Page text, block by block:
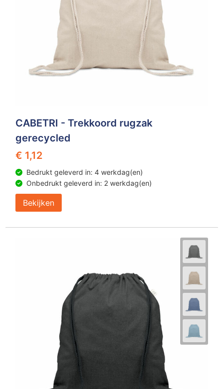
CABETRI - Trekkoord rugzak
gerecycled
€ 1,12
Bedrukt geleverd in: 4 werkdag(en)
Onbedrukt geleverd in: 2 werkdag(en)
Bekijken